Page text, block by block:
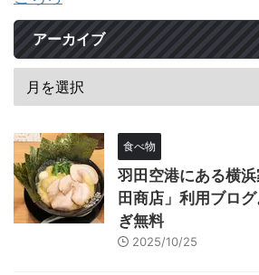
アーカイブ
食べ物
羽田空港にある横
田商店」利用ブロ
ぎ無料
2025/10/25